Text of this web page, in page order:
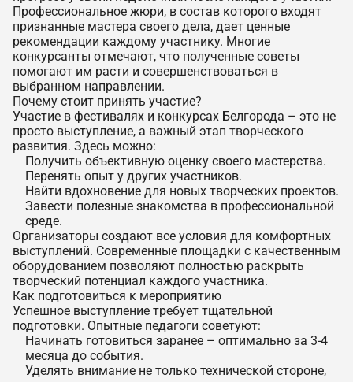
Профессиональное жюри, в состав которого входят
признанные мастера своего дела, дает ценные
рекомендации каждому участнику. Многие
конкурсанты отмечают, что полученные советы
помогают им расти и совершенствоваться в
выбранном направлении.
Почему стоит принять участие?
Участие в фестивалях и конкурсах Белгорода – это не
просто выступление, а важный этап творческого
развития. Здесь можно:
Получить объективную оценку своего мастерства.
Перенять опыт у других участников.
Найти вдохновение для новых творческих проектов.
Завести полезные знакомства в профессиональной
среде.
Организаторы создают все условия для комфортных
выступлений. Современные площадки с качественным
оборудованием позволяют полностью раскрыть
творческий потенциал каждого участника.
Как подготовиться к мероприятию
Успешное выступление требует тщательной
подготовки. Опытные педагоги советуют:
Начинать готовиться заранее – оптимально за 3-4
месяца до события.
Уделять внимание не только технической стороне,